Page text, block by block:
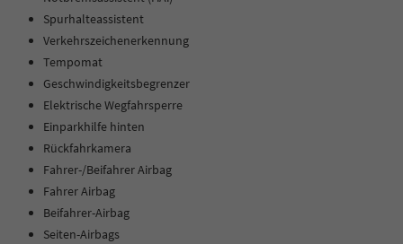
Spurhalteassistent
Verkehrszeichenerkennung
Tempomat
Geschwindigkeitsbegrenzer
Elektrische Wegfahrsperre
Einparkhilfe hinten
Rückfahrkamera
Fahrer-/Beifahrer Airbag
Fahrer Airbag
Beifahrer-Airbag
Seiten-Airbags